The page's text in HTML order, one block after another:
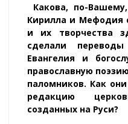
Какова, по-
Кирилла и Мефодия
и их творчества
сделали
Евангелия и
православную
паломников. Как
редакцию
созданных на Руси?